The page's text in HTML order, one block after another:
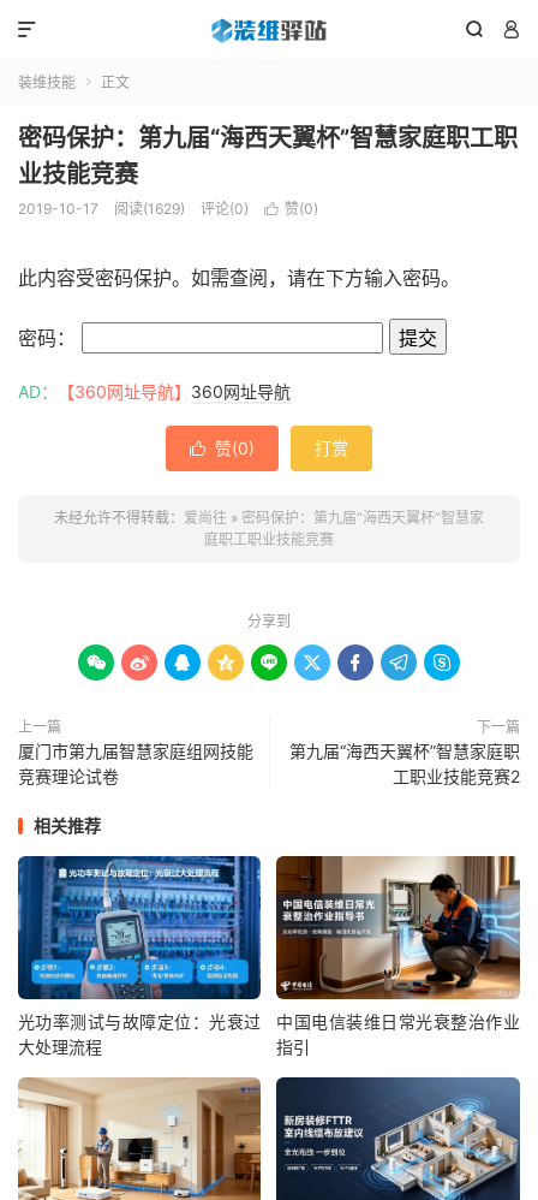
 

装维技能  正文
密码保护：第九届“海西天翼杯”智慧家庭职工职
业技能竞赛
2019-10-17 阅读(1629) 评论(0)  赞(0)
此内容受密码保护。如需查阅，请在下方输入密码。
密码：
AD： 【360网址导航】 360网址导航
 赞(0) 打赏
未经允许不得转载： 爱尚往 » 密码保护：第九届“海西天翼杯”智慧家
庭职工职业技能竞赛
分享到
        
上一篇
厦门市第九届智慧家庭组网技能
竞赛理论试卷
下一篇
第九届“海西天翼杯”智慧家庭职
工职业技能竞赛2
相关推荐
光功率测试与故障定位：光衰过
大处理流程
中国电信装维日常光衰整治作业
指引